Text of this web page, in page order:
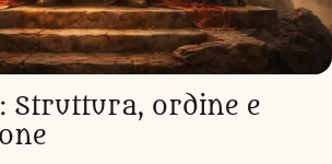
Struttura, ordine e